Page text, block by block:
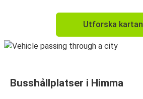
Utforska kartan
Busshållplatser i Himma